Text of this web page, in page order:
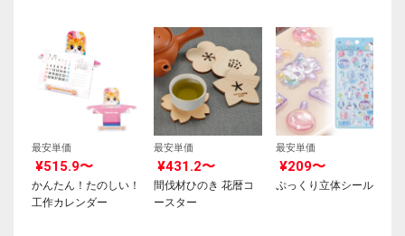
最安単価
¥515.9〜
かんたん！たのしい！
工作カレンダー
最安単価
¥431.2〜
間伐材ひのき 花暦コ
ースター
最安単価
¥209〜
ぷっくり立体シール